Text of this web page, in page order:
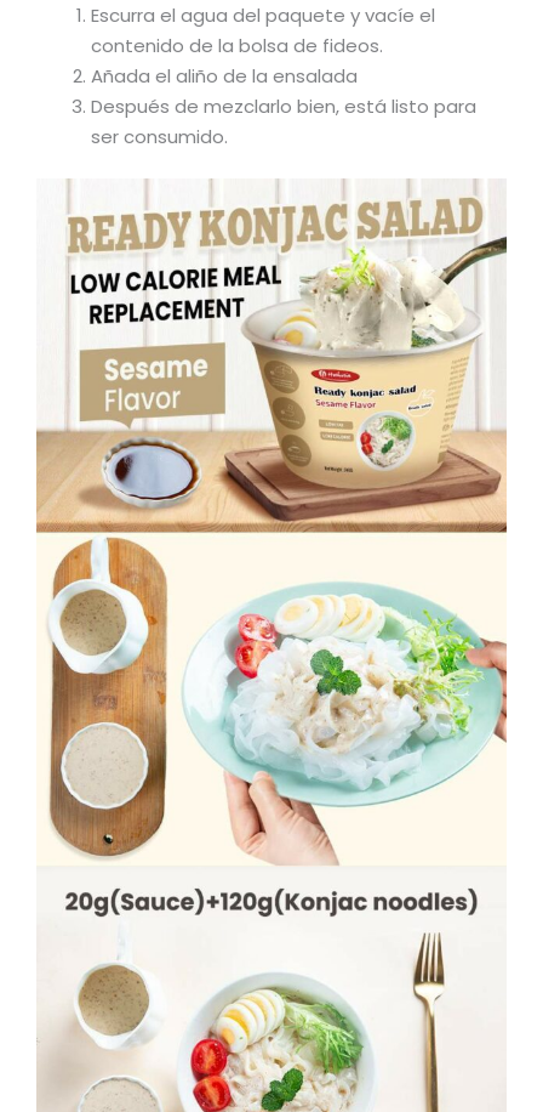
Escurra el agua del paquete y vacíe el
contenido de la bolsa de fideos.
Añada el aliño de la ensalada
Después de mezclarlo bien, está listo para
ser consumido.